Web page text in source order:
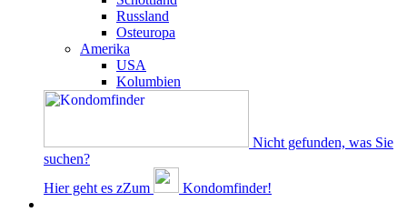
Russland
Osteuropa
Amerika
USA
Kolumbien
Nicht gefunden, was Sie
suchen?
Hier geht es zZum
Kondomfinder!